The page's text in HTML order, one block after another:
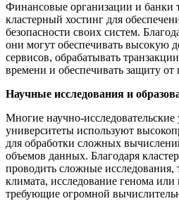
Финансовые организации и банки
кластерный хостинг для
безопасности своих систем.
они могут обеспечивать высокую
сервисов, обрабатывать
времени и обеспечивать защиту
Научные исследования и
Многие научно-
университеты используют
для обработки сложных
объемов данных. Благодаря
проводить сложные исследования,
климата, исследование генома
требующие огромной